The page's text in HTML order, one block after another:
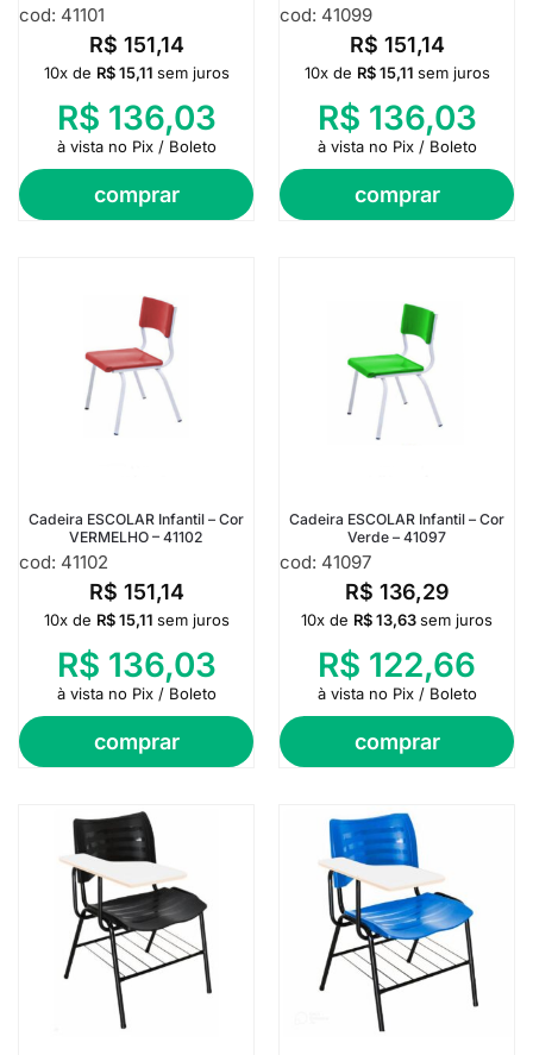
cod: 41101
R$ 151,14
comprar
10x de R$15,11 sem juros
R$ 136,03
à vista no Pix / Boleto
cod: 41099
R$ 151,14
comprar
10x de R$15,11 sem juros
R$ 136,03
à vista no Pix / Boleto
Cadeira ESCOLAR Infantil – Cor
VERMELHO – 41102
cod: 41102
R$ 151,14
comprar
10x de R$15,11 sem juros
R$ 136,03
à vista no Pix / Boleto
Cadeira ESCOLAR Infantil – Cor
Verde – 41097
cod: 41097
R$ 136,29
comprar
10x de R$13,63sem juros
R$ 122,66
à vista no Pix / Boleto